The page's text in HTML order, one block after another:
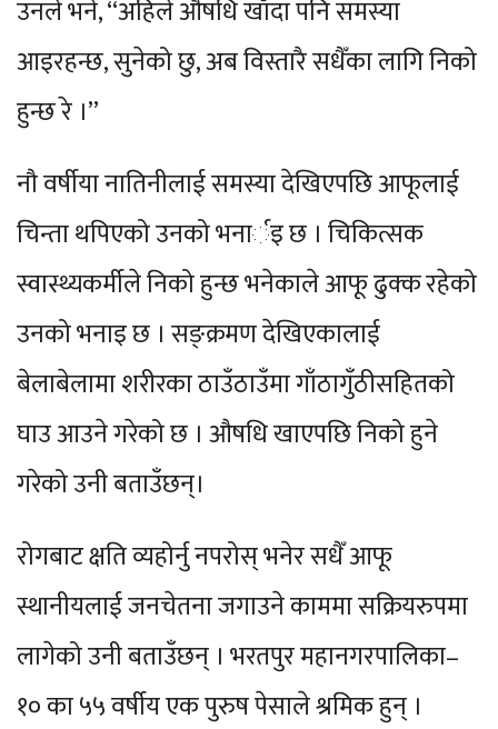
उनले भने, “अहिले औषधि खाँदा पनि समस्या
आइरहन्छ, सुनेको छु, अब विस्तारै सधैँका लागि निको
हुन्छ रे ।”
नौ वर्षीया नातिनीलाई समस्या देखिएपछि आफूलाई
चिन्ता थपिएको उनको भनार्इ छ । चिकित्सक
स्वास्थ्यकर्मीले निको हुन्छ भनेकाले आफू ढुक्क रहेको
उनको भनाइ छ । सङ्क्रमण देखिएकालाई
बेलाबेलामा शरीरका ठाउँठाउँमा गाँठागुँठीसहितको
घाउ आउने गरेको छ । औषधि खाएपछि निको हुने
गरेको उनी बताउँछन्।
रोगबाट क्षति व्यहोर्नु नपरोस् भनेर सधैँ आफू
स्थानीयलाई जनचेतना जगाउने काममा सक्रियरुपमा
लागेको उनी बताउँछन् । भरतपुर महानगरपालिका–
१० का ५५ वर्षीय एक पुरुष पेसाले श्रमिक हुन् ।